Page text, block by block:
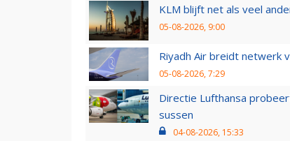
KLM blijft net als veel
05-08-2026, 9:00
Riyadh Air breidt netwerk
05-08-2026, 7:29
Directie Lufthansa
sussen
04-08-2026, 15:33